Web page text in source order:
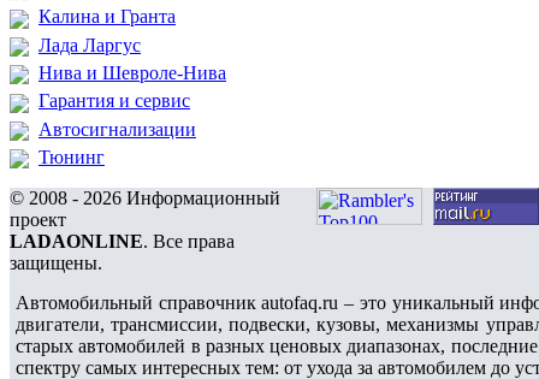
Калина и Гранта
Лада Ларгус
Нива и Шевроле-Нива
Гарантия и сервис
Автосигнализации
Тюнинг
© 2008 - 2026 Информационный
проект
LADAONLINE. Все права
защищены.
Автомобильный справочник autofaq.ru – это уникальный
двигатели, трансмиссии, подвески, кузовы, механизмы
старых автомобилей в разных ценовых диапазонах,
спектру самых интересных тем: от ухода за автомобилем до